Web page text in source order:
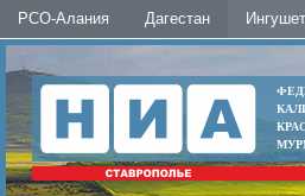
РСО-Алания Дагестан